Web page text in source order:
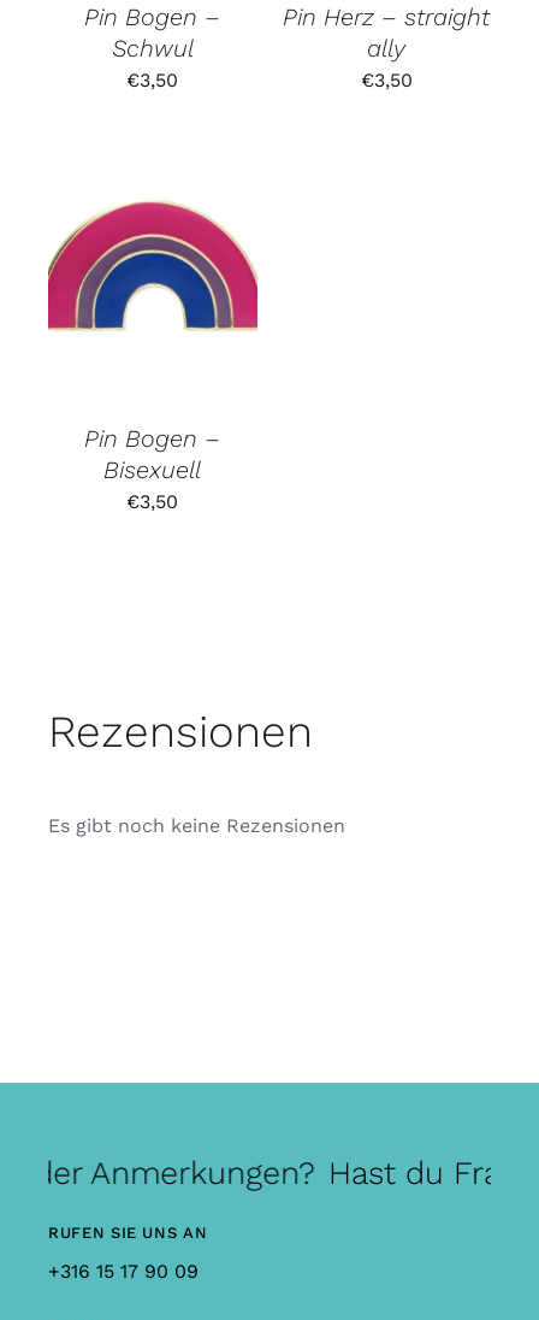
Pin Bogen –
Schwul
€3,50
Pin Herz – straight
ally
€3,50
Pin Bogen –
Bisexuell
€3,50
Rezensionen
Es gibt noch keine Rezensionen
Anmerkungen? Hast du
RUFEN SIE UNS AN
+316 15 17 90 09